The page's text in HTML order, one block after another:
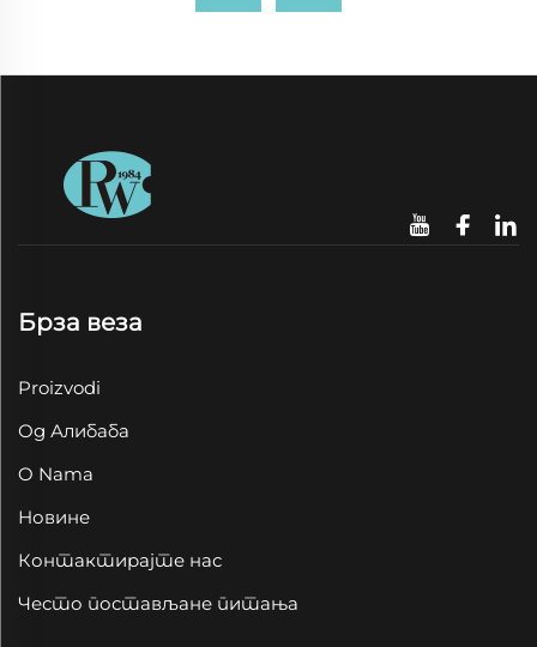
Брза веза
Proizvodi
Од Алибаба
O Nama
Новине
Контактирајте нас
Често постављане питања